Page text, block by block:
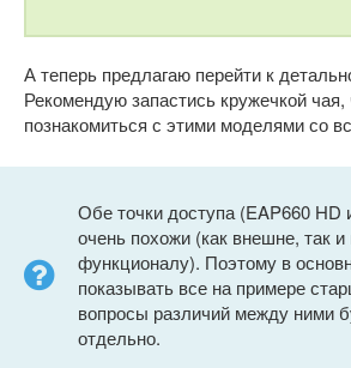
А теперь предлагаю перейти к
Рекомендую запастись кружечкой
познакомиться с этими моделями со
Обе точки доступа (EAP660 HD
очень похожи (как внешне, так и
функционалу). Поэтому в
показывать все на примере
вопросы различий между ними
отдельно.